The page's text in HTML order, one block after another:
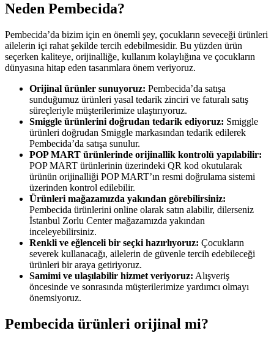
Neden Pembecida?
Pembecida’da bizim için en önemli şey, çocukların seveceği ürünleri
ailelerin içi rahat şekilde tercih edebilmesidir. Bu yüzden ürün
seçerken kaliteye, orijinalliğe, kullanım kolaylığına ve çocukların
dünyasına hitap eden tasarımlara önem veriyoruz.
Orijinal ürünler sunuyoruz: Pembecida’da satışa
sunduğumuz ürünleri yasal tedarik zinciri ve faturalı satış
süreçleriyle müşterilerimize ulaştırıyoruz.
Smiggle ürünlerini doğrudan tedarik ediyoruz: Smiggle
ürünleri doğrudan Smiggle markasından tedarik edilerek
Pembecida’da satışa sunulur.
POP MART ürünlerinde orijinallik kontrolü yapılabilir:
POP MART ürünlerinin üzerindeki QR kod okutularak
ürünün orijinalliği POP MART’ın resmi doğrulama sistemi
üzerinden kontrol edilebilir.
Ürünleri mağazamızda yakından görebilirsiniz:
Pembecida ürünlerini online olarak satın alabilir, dilerseniz
İstanbul Zorlu Center mağazamızda yakından
inceleyebilirsiniz.
Renkli ve eğlenceli bir seçki hazırlıyoruz: Çocukların
severek kullanacağı, ailelerin de güvenle tercih edebileceği
ürünleri bir araya getiriyoruz.
Samimi ve ulaşılabilir hizmet veriyoruz: Alışveriş
öncesinde ve sonrasında müşterilerimize yardımcı olmayı
önemsiyoruz.
Pembecida ürünleri orijinal mi?